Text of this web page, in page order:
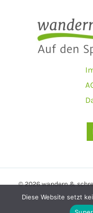
© 2026 wandern &
Diese Website setzt